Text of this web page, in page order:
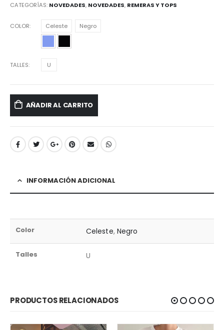
CATEGORÍAS: NOVEDADES, NOVEDADES, REMERAS Y TOPS
COLOR Celeste Negro
TALLES U
AÑADIR AL CARRITO
INFORMACIÓN ADICIONAL
Color Celeste, Negro
Talles U
PRODUCTOS RELACIONADOS